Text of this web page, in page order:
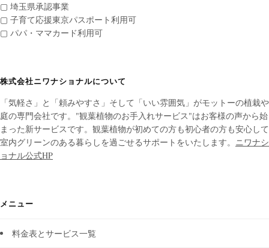
▢ 埼玉県承認事業
▢ 子育て応援東京パスポート利用可
▢ パパ・ママカード利用可
株式会社ニワナショナルについて
「気軽さ」と「頼みやすさ」そして「いい雰囲気」がモットーの植栽や
庭の専門会社です。"観葉植物のお手入れサービス"はお客様の声から始
まった新サービスです。観葉植物が初めての方も初心者の方も安心して
室内グリーンのある暮らしを過ごせるサポートをいたします。 ニワナシ
ョナル公式HP
メニュー
料金表とサービス一覧